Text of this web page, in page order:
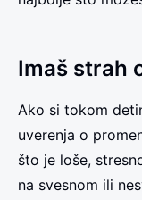
Imaš strah
Ako si tokom
uverenja o
što je loše,
na svesnom ili